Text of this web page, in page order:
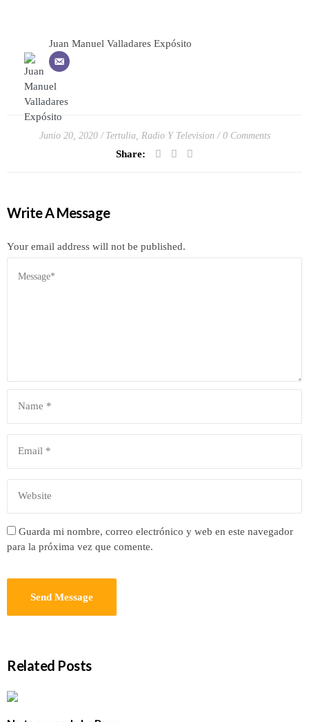
Juan Manuel Valladares Expósito
Junio 20, 2020 Tertulia, Radio Y Television 0 Comments
Share:
Write A Message
Your email address will not be published.
Guarda mi nombre, correo electrónico y web en este navegador
para la próxima vez que comente.
Related Posts